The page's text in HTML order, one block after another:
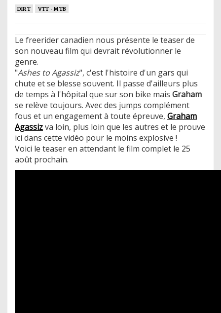
DIRT VTT - MTB
Le freerider canadien nous présente le teaser de
son nouveau film qui devrait révolutionner le
genre.
"Ashes to Agassiz", c'est l'histoire d'un gars qui
chute et se blesse souvent. Il passe d'ailleurs plus
de temps à l'hôpital que sur son bike mais Graham
se relève toujours. Avec des jumps complément
fous et un engagement à toute épreuve, Graham
Agassizva loin, plus loin que les autres et le prouve
ici dans cette vidéo pour le moins explosive !
Voici le teaser en attendant le film complet le 25
août prochain. ​